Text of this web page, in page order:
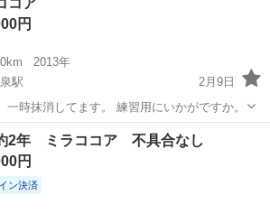
ク - タイヤサイズ: 14...
コア
円
2013年
駅
2月9日
一時抹消してます。 練習用にいかがですか。
温泉駅 ミラココア
2年 ミラココア 不具合なし
円
ン決済